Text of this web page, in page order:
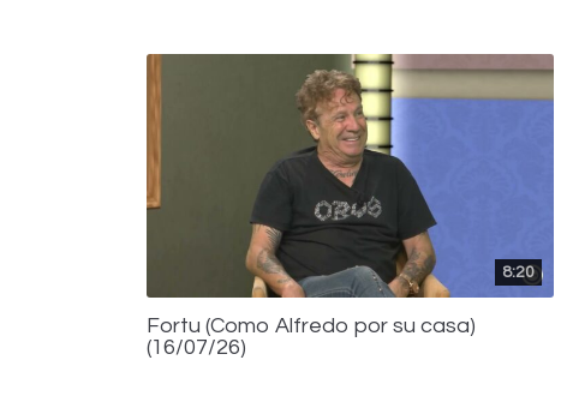
8:20
Fortu (Como Alfredo por su casa)
(16/07/26)